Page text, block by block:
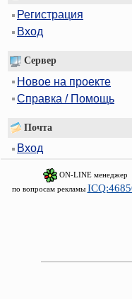
Регистрация
Вход
Сервер
Новое на проекте
Справка / Помощь
Почта
Вход
ON-LINE менеджер
по вопросам рекламы